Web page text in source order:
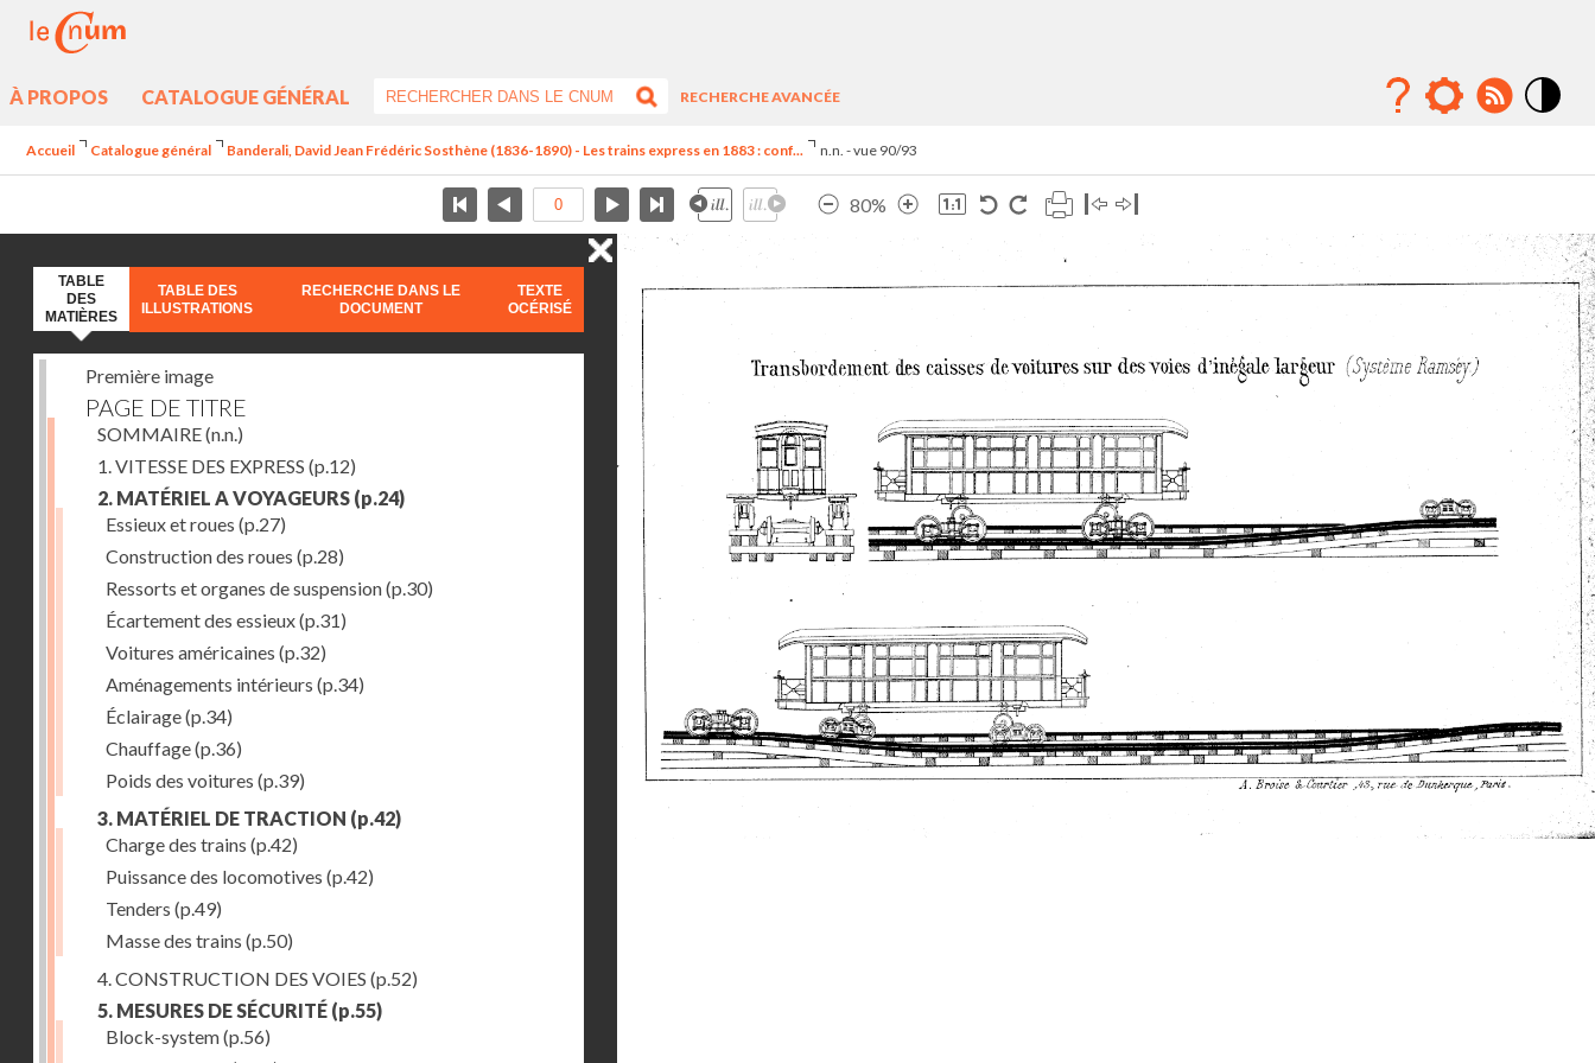
À PROPOS CATALOGUE GÉNÉRAL
RECHERCHE AVANCÉE
Accueil Catalogue général Banderali, David Jean Frédéric Sosthène (1836-1890) - Les trains express en 1883 : conf... n.n. - vue 90/93
80%
TABLE
DES
MATIÈRES
TABLE DES
ILLUSTRATIONS
RECHERCHE DANS LE
DOCUMENT
TEXTE
OCÉRISÉ
Première image
PAGE DE TITRE
SOMMAIRE(n.n.)
1. VITESSE DES EXPRESS (p.12)
2. MATÉRIEL A VOYAGEURS (p.24)
Essieux et roues (p.27)
Construction des roues (p.28)
Ressorts et organes de suspension(p.30)
Écartement des essieux(p.31)
Voitures américaines (p.32)
Aménagements intérieurs (p.34)
Éclairage(p.34)
Chauffage(p.36)
Poids des voitures (p.39)
3. MATÉRIEL DE TRACTION (p.42)
Charge des trains (p.42)
Puissance des locomotives (p.42)
Tenders (p.49)
Masse des trains (p.50)
4. CONSTRUCTION DES VOIES (p.52)
5. MESURES DE SÉCURITÉ (p.55)
Block-system(p.56)